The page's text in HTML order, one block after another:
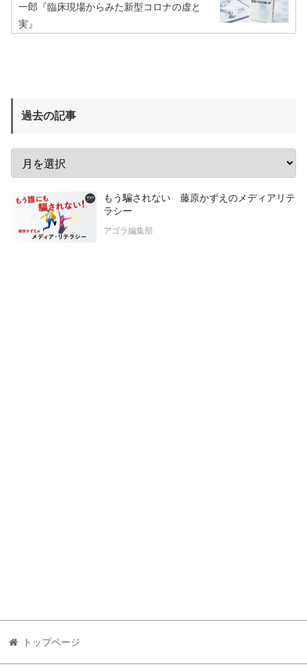
一郎『臨床現場からみた新型コロナの虚と
実』
過去の記事
もう騙されない 藤原かずえのメディアリテ
ラシー
アゴラ編集部
トップページ